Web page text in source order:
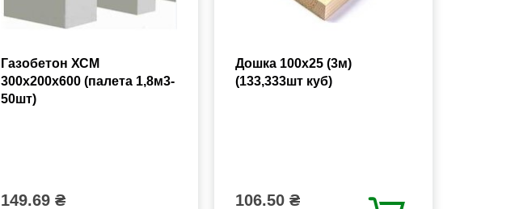
Газобетон ХСМ
300x200x600 (палета 1,8м3-
50шт)
149.69 ₴
Дошка 100х25 (3м)
(133,333шт куб)
106.50 ₴